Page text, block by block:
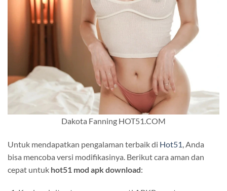
Dakota Fanning HOT51.COM
Untuk mendapatkan pengalaman terbaik di Hot51 , Anda
bisa mencoba versi modifikasinya. Berikut cara aman dan
cepat untuk hot51 mod apk download: